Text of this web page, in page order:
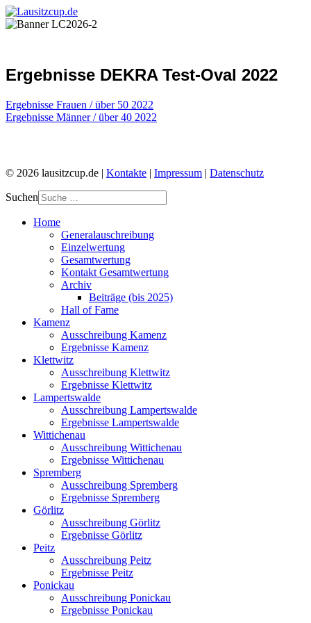
Ergebnisse DEKRA Test-Oval 2022
Ergebnisse Frauen / über 50 2022
Ergebnisse Männer / über 40 2022
© 2026 lausitzcup.de | Kontakte | Impressum | Datenschutz
Suchen
Home
Generalauschreibung
Einzelwertung
Gesamtwertung
Kontakt Gesamtwertung
Archiv
Beiträge (bis 2025)
Hall of Fame
Kamenz
Ausschreibung Kamenz
Ergebnisse Kamenz
Klettwitz
Ausschreibung Klettwitz
Ergebnisse Klettwitz
Lampertswalde
Ausschreibung Lampertswalde
Ergebnisse Lampertswalde
Wittichenau
Ausschreibung Wittichenau
Ergebnisse Wittichenau
Spremberg
Ausschreibung Spremberg
Ergebnisse Spremberg
Görlitz
Ausschreibung Görlitz
Ergebnisse Görlitz
Peitz
Ausschreibung Peitz
Ergebnisse Peitz
Ponickau
Ausschreibung Ponickau
Ergebnisse Ponickau